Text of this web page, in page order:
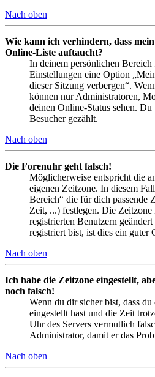
Nach oben
Wie kann ich verhindern, dass
Online-Liste auftaucht?
In deinem persönlichen Bereich
Einstellungen eine Option
dieser Sitzung verbergen“.
können nur Administratoren,
deinen Online-Status sehen.
Besucher gezählt.
Nach oben
Die Forenuhr geht falsch!
Möglicherweise entspricht die
eigenen Zeitzone. In diesem
Bereich“ die für dich passende
Zeit, ...) festlegen. Die
registrierten Benutzern
registriert bist, ist dies ein guter
Nach oben
Ich habe die Zeitzone eingestellt,
noch falsch!
Wenn du dir sicher bist, dass
eingestellt hast und die Zeit
Uhr des Servers vermutlich
Administrator, damit er das
Nach oben